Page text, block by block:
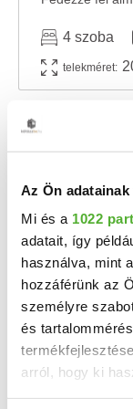
Az Ön
Mi és a 1022
adatait, így
használva, mint
hozzáférünk az
személyre
és
arról, hogy ki
4 szoba
telekméret:
37.99 M
Nőtincs -